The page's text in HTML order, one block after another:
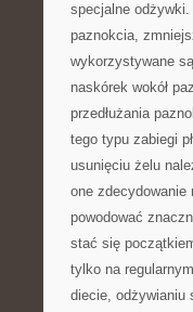
specjalne
paznokcia,
wykorzystywane
naskórek wokół
przedłużania
tego typu zabiegi
usunięciu żelu
one
powodować
stać się
tylko na
diecie, odżywianiu